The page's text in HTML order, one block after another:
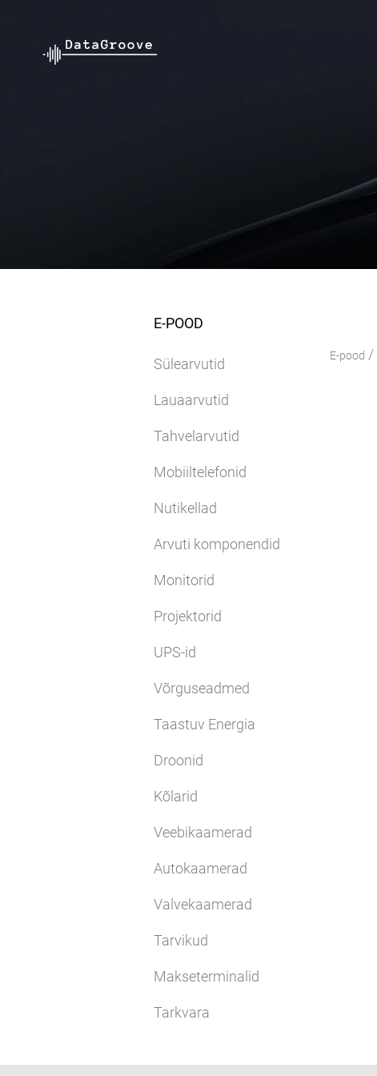
E-POOD
Sülearvutid
Lauaarvutid
Tahvelarvutid
Mobiiltelefonid
Nutikellad
Arvuti komponendid
Monitorid
Projektorid
UPS-id
Võrguseadmed
Taastuv Energia
Droonid
Kõlarid
Veebikaamerad
Autokaamerad
Valvekaamerad
Tarvikud
Makseterminalid
Tarkvara
E-pood /